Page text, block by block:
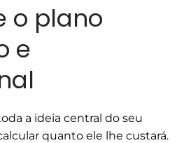
o plano
e
a ideia central do seu
quanto ele lhe custará.